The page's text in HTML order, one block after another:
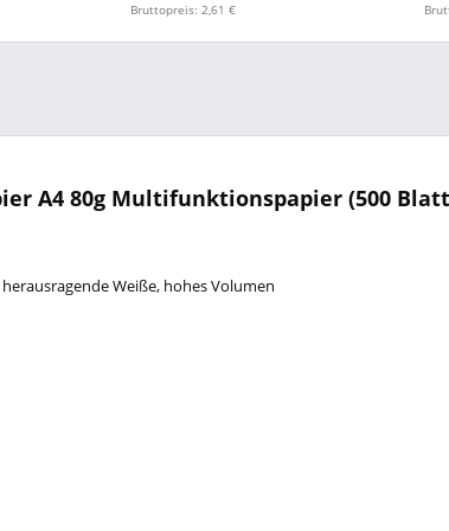
Bruttopreis: 2,61 €
A4 80g Multifunktionspapier (500
Weiße, hohes Volumen